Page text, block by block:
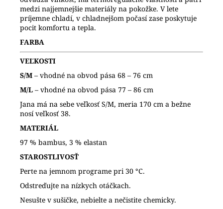
medzi najjemnejšie materiály na pokožke. V lete
príjemne chladí, v chladnejšom počasí zase poskytuje
pocit komfortu a tepla.
FARBA
VEĽKOSTI
S/M – vhodné na obvod pása 68 – 76 cm
M/L – vhodné na obvod pása 77 – 86 cm
Jana má na sebe veľkosť S/M, meria 170 cm a bežne
nosí veľkosť 38.
MATERIÁL
97 % bambus, 3 % elastan
STAROSTLIVOSŤ
Perte na jemnom programe pri 30 °C.
Odstreďujte na nízkych otáčkach.
Nesušte v sušičke, nebielte a nečistite chemicky.